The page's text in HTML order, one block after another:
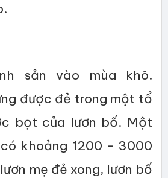
sản vào mùa khô.
được đẻ trong một tổ
bọt của lươn bố. Một
khoảng 1200 - 3000
mẹ đẻ xong, lươn bố